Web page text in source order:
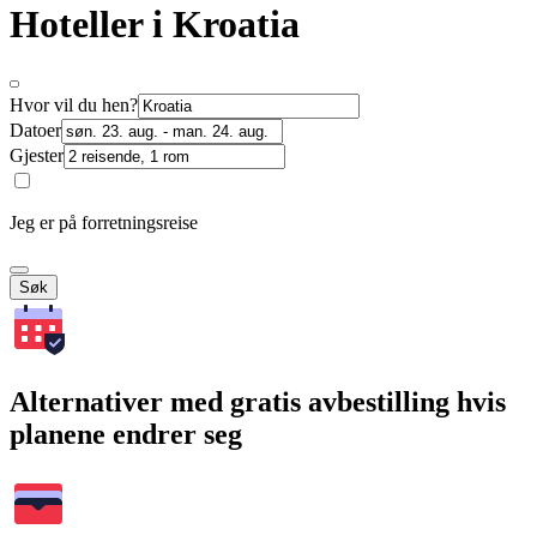
Hoteller i Kroatia
Hvor vil du hen?
Datoer
Gjester
Jeg er på forretningsreise
Søk
Alternativer med gratis avbestilling hvis
planene endrer seg